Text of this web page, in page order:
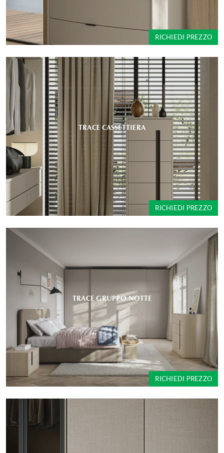
RICHIEDI PREZZO
TRACE CASSETTIERA
RICHIEDI PREZZO
TRACE GRUPPO NOTTE
RICHIEDI PREZZO